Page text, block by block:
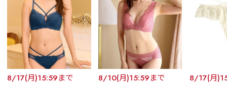
8/17(月)15:59まで 8/10(月)15:59まで 8/17(月